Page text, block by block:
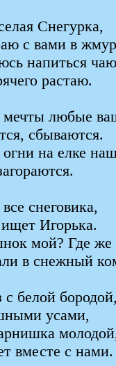
Снегурка,
с вами в
напиться
растаю.
мечты любые
сбываются.
на елке
снеговика,
Игорька.
мой? Где же
в снежный
белой
усами,
вместе с нами.